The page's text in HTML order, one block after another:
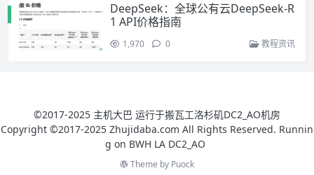
DeepSeek：全球公有云DeepSeek-R
1 API价格指南
1,970 0 教程资讯
©2017-2025 主机大巴 运行于搬瓦工洛杉矶DC2_AO机房
Copyright ©2017-2025 Zhujidaba.com All Rights Reserved. Runnin
g on BWH LA DC2_AO
Theme by Puock